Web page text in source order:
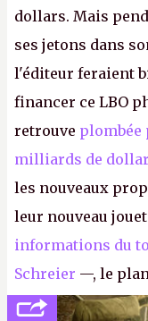
dollars. Mais
ses jetons dans
l'éditeur feraient
financer ce LBO
retrouve plombée
milliards de
les nouveaux
leur nouveau
informations du
Schreier —, le
réductions de